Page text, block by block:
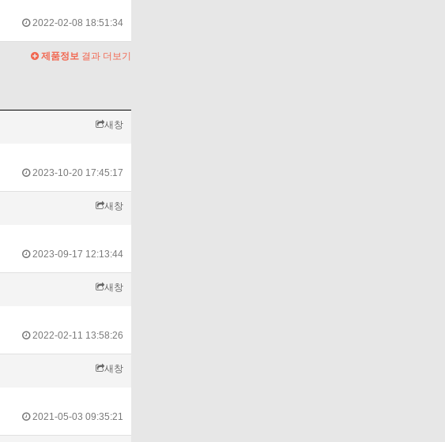
2022-02-08 18:51:34
제품정보 결과 더보기
새창
2023-10-20 17:45:17
새창
2023-09-17 12:13:44
새창
2022-02-11 13:58:26
새창
2021-05-03 09:35:21